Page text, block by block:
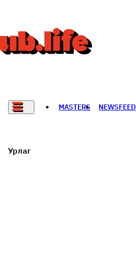
MASTERS NEWSFEED
Урлаг